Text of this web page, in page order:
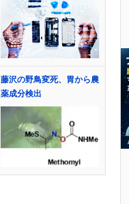
藤沢の野鳥変死、胃から農
薬成分検出